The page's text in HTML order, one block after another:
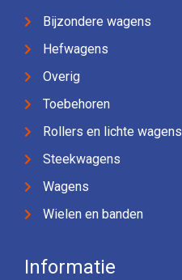
Bijzondere wagens
Hefwagens
Overig
Toebehoren
Rollers en lichte wagens
Steekwagens
Wagens
Wielen en banden
Informatie